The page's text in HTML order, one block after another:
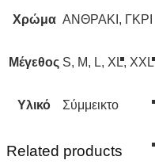
Χρώμα ΑΝΘΡΑΚΙ, ΓΚΡΙ
Μέγεθος S, M, L, XL, XXL
Υλικό Σύμμεικτο
Related products